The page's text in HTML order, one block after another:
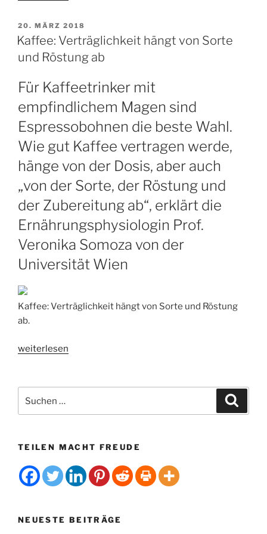
VERÖFFENTLICHT
AM
20. MÄRZ 2018
Kaffee: Verträglichkeit hängt von Sorte
und Röstung ab
Für Kaffeetrinker mit
empfindlichem Magen sind
Espressobohnen die beste Wahl.
Wie gut Kaffee vertragen werde,
hänge von der Dosis, aber auch
„von der Sorte, der Röstung und
der Zubereitung ab“, erklärt die
Ernährungsphysiologin Prof.
Veronika Somoza von der
Universität Wien
Kaffee: Verträglichkeit hängt von Sorte und Röstung
ab.
„Kaffee:
von
Sorte
ab“
weiterlesen
nach:
TEILEN MACHT FREUDE
NEUESTE BEITRÄGE